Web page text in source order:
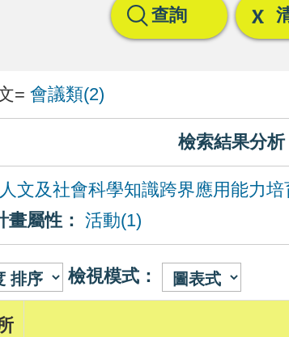
查詢
= 會議類(2)
檢索結果分析
文及社會科學知識跨界應用能力
畫屬性： 活動(1)
檢視模式：